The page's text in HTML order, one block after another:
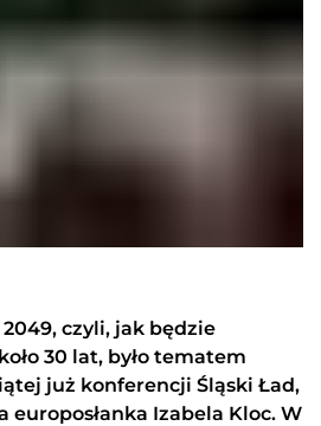
czyli, jak będzie
30 lat, było tematem
już konferencji Śląski Ład,
europosłanka Izabela Kloc. W